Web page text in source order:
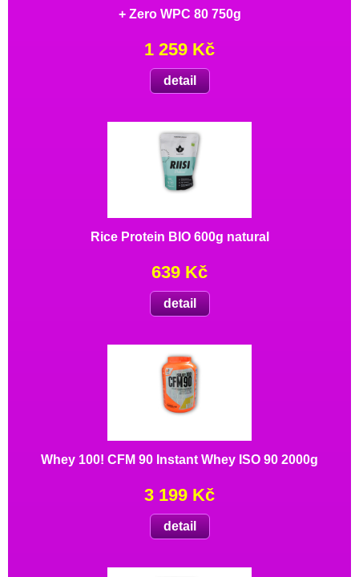
+ Zero WPC 80 750g
1 259 Kč
detail
Rice Protein BIO 600g natural
639 Kč
detail
Whey 100! CFM 90 Instant Whey ISO 90 2000g
3 199 Kč
detail